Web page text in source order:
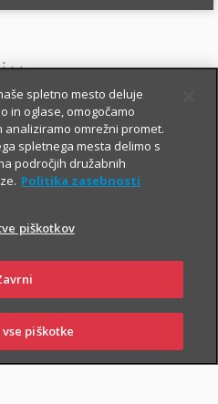
POSLOVALNICE
DODATNA
i
spletno mesto deluje
in oglase, omogočamo
omrežni promet.
spletnega mesta delimo s
področjih družabnih
Politika zasebnosti
piškotkov
piškotke